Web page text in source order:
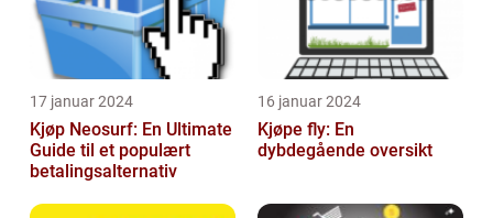
17 januar 2024
Kjøp Neosurf: En Ultimate
Guide til et populært
betalingsalternativ
16 januar 2024
Kjøpe fly: En
dybdegående oversikt